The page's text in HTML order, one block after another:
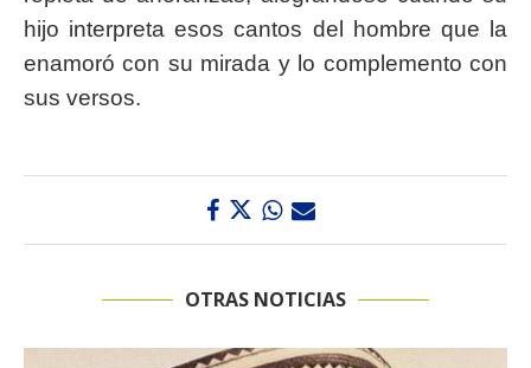
hijo interpreta esos cantos del hombre que la
enamoró con su mirada y lo complemento con
sus versos.
OTRAS NOTICIAS